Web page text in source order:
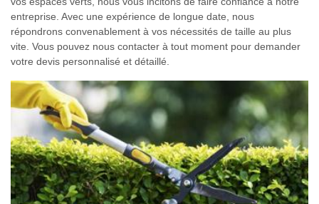
entreprise. Avec une expérience de longue date, nous
répondrons convenablement à vos nécessités de taille au plus
vite. Vous pouvez nous contacter à tout moment pour demander
votre devis personnalisé et détaillé.